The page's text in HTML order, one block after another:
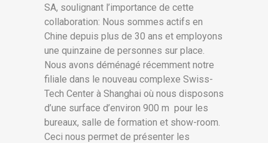
SA, soulignant l’importance de cette
collaboration: Nous sommes actifs en
Chine depuis plus de 30 ans et employons
une quinzaine de personnes sur place.
Nous avons déménagé récemment notre
filiale dans le nouveau complexe Swiss-
Tech Center à Shanghai où nous disposons
d’une surface d’environ 900 m pour les
bureaux, salle de formation et show-room.
Ceci nous permet de présenter les